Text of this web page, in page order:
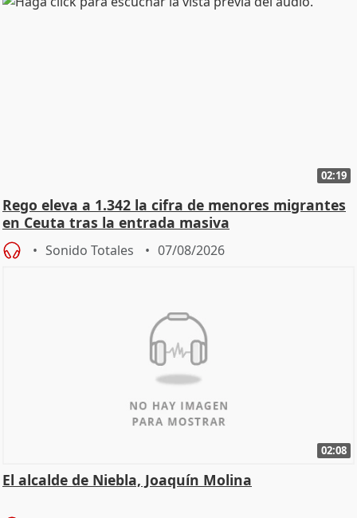
02:19
Rego eleva a 1.342 la cifra de menores migrantes
en Ceuta tras la entrada masiva
Sonido Totales 07/08/2026
02:08
El alcalde de Niebla, Joaquín Molina